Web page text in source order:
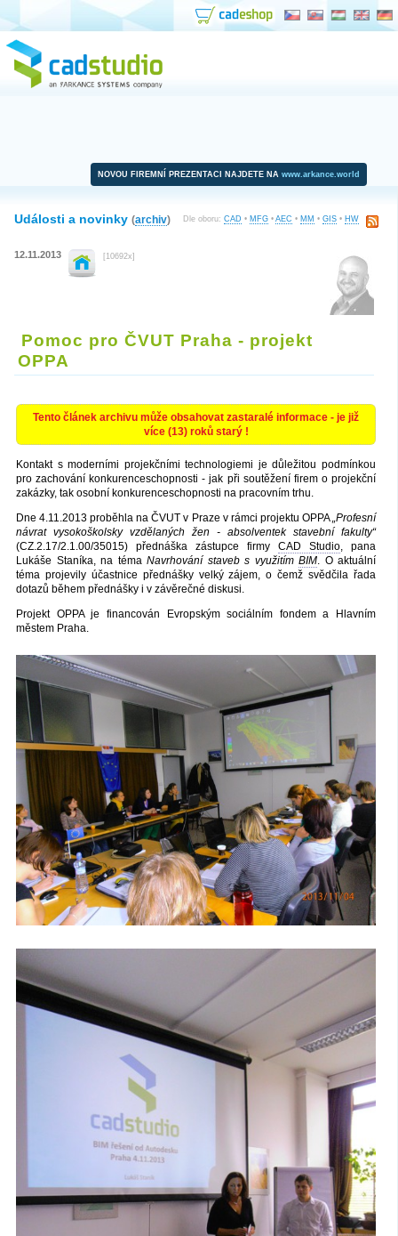
NOVOU FIREMNÍ PREZENTACI NAJDETE NA www.arkance.world
Dle oboru: CAD • MFG • AEC • MM • GIS • HW
Události a novinky (archiv)
12.11.2013 [10692x]
Pomoc pro ČVUT Praha - projekt
OPPA
Tento článek archivu může obsahovat zastaralé informace - je již
více (13) roků starý !
Kontakt s moderními projekčními technologiemi je důležitou podmínkou
pro zachování konkurenceschopnosti - jak při soutěžení firem o projekční
zakázky, tak osobní konkurenceschopnosti na pracovním trhu.
Dne 4.11.2013 proběhla na ČVUT v Praze v rámci projektu OPPA„Profesní
návrat vysokoškolsky vzdělaných žen - absolventek stavební fakulty“
(CZ.2.17/2.1.00/35015) přednáška zástupce firmy CAD Studio, pana
Lukáše Staníka, na téma Navrhování staveb s využitím BIM. O aktuální
téma projevily účastnice přednášky velký zájem, o čemž svědčila řada
dotazů během přednášky i v závěrečné diskusi.
Projekt OPPA je financován Evropským sociálním fondem a Hlavním
městem Praha.